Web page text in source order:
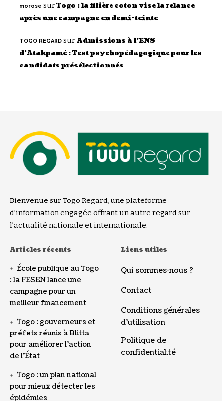
morose surTogo : la filière coton vise la relance
après une campagne en demi-teinte
TOGO REGARD surAdmissions à l’ENS
d’Atakpamé : Test psychopédagogique pour les
candidats présélectionnés
Bienvenue sur Togo Regard, une plateforme
d’information engagée offrant un autre regard sur
l’actualité nationale et internationale.
Articles récents
École publique au Togo
: la FESEN lance une
campagne pour un
meilleur financement
Togo : gouverneurs et
préfets réunis à Blitta
pour améliorer l’action
de l’État
Togo : un plan national
pour mieux détecter les
épidémies
Liens utiles
Qui sommes-nous ?
Contact
Conditions générales
d’utilisation
Politique de
confidentialité